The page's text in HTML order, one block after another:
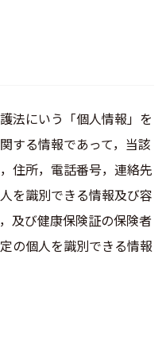
法にいう「個人情報」を
する情報であって，当該
住所，電話番号，連絡先
を識別できる情報及び容
及び健康保険証の保険者
の個人を識別できる情報